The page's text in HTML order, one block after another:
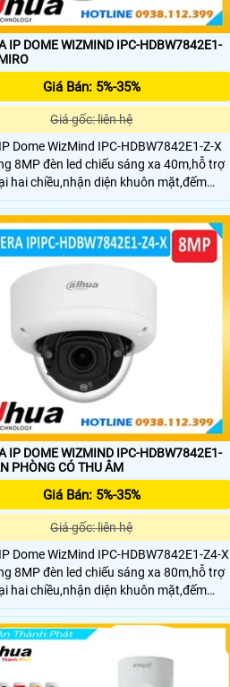
IP DOME WIZMIND IPC-HDBW7842E1-
MIRO
Giá Bán: 5%-35%
Giá gốc: liên hệ
Dome WizMind IPC-HDBW7842E1-Z-X
8MP đèn led chiếu sáng xa 40m,hỗ trợ
hai chiều,nhận diện khuôn mặt,đếm
hiện khuôn mặt và phát hiện PPE +
lý chỗ đậu xe và ANPR,mic kép thông
bảo vệ IP67, IK10,chống ăn
hỗ trợ loa Hi-Fi tích hợp phạm vi âm
tới 20 mét.Nén hình ảnh video H.265+.
IP DOME WIZMIND IPC-HDBW7842E1-
VĂN PHÒNG CÓ THU ÂM
Giá Bán: 5%-35%
Giá gốc: liên hệ
Dome WizMind IPC-HDBW7842E1-Z4-X
8MP đèn led chiếu sáng xa 80m,hỗ trợ
hai chiều,nhận diện khuôn mặt,đếm
hiện khuôn mặt và phát hiện PPE +
lý chỗ đậu xe và ANPR,mic kép thông
bảo vệ IP67, IK10,chống ăn
hỗ trợ loa Hi-Fi tích hợp phạm vi âm
tới 20 mét.Nén hình ảnh video H.265+.